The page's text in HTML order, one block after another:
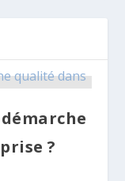
?